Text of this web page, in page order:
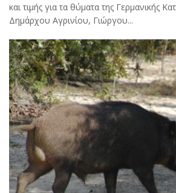
και τιμής για τα θύματα της Γερμανικής
Δημάρχου Αγρινίου, Γιώργου...